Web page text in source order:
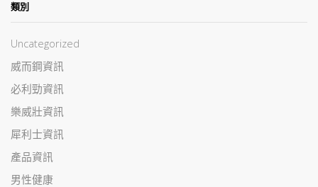
類別
Uncategorized
威而鋼資訊
必利勁資訊
樂威壯資訊
犀利士資訊
產品資訊
男性健康